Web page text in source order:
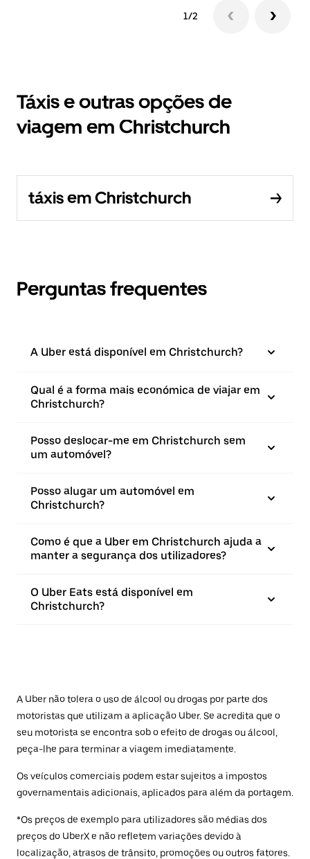
1/2
Táxis e outras opções de
viagem em Christchurch
táxis em Christchurch
Perguntas frequentes
A Uber está disponível em Christchurch?
Qual é a forma mais económica de viajar em
Christchurch?
Posso deslocar-me em Christchurch sem
um automóvel?
Posso alugar um automóvel em
Christchurch?
Como é que a Uber em Christchurch ajuda a
manter a segurança dos utilizadores?
O Uber Eats está disponível em
Christchurch?
A Uber não tolera o uso de álcool ou drogas por parte dos
motoristas que utilizam a aplicação Uber. Se acredita que o
seu motorista se encontra sob o efeito de drogas ou álcool,
peça-lhe para terminar a viagem imediatamente.
Os veículos comerciais podem estar sujeitos a impostos
governamentais adicionais, aplicados para além da portagem.
*Os preços de exemplo para utilizadores são médias dos
preços do UberX e não refletem variações devido à
localização, atrasos de trânsito, promoções ou outros fatores.